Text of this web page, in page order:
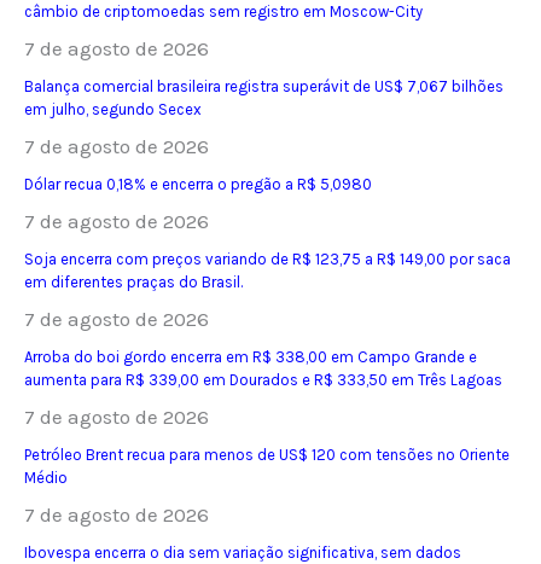
câmbio de criptomoedas sem registro em Moscow-City
7 de agosto de 2026
Balança comercial brasileira registra superávit de US$ 7,067 bilhões
em julho, segundo Secex
7 de agosto de 2026
Dólar recua 0,18% e encerra o pregão a R$ 5,0980
7 de agosto de 2026
Soja encerra com preços variando de R$ 123,75 a R$ 149,00 por saca
em diferentes praças do Brasil.
7 de agosto de 2026
Arroba do boi gordo encerra em R$ 338,00 em Campo Grande e
aumenta para R$ 339,00 em Dourados e R$ 333,50 em Três Lagoas
7 de agosto de 2026
Petróleo Brent recua para menos de US$ 120 com tensões no Oriente
Médio
7 de agosto de 2026
Ibovespa encerra o dia sem variação significativa, sem dados